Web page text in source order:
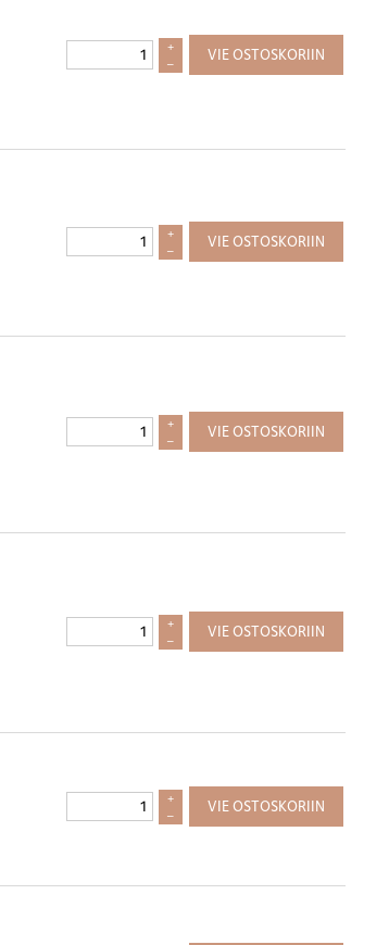
+
–
VIE OSTOSKORIIN
+
–
VIE OSTOSKORIIN
+
–
VIE OSTOSKORIIN
+
–
VIE OSTOSKORIIN
+
–
VIE OSTOSKORIIN